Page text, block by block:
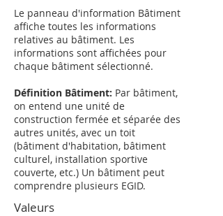
Le panneau d'information Bâtiment
affiche toutes les informations
relatives au bâtiment. Les
informations sont affichées pour
chaque bâtiment sélectionné.
Définition Bâtiment: Par bâtiment,
on entend une unité de
construction fermée et séparée des
autres unités, avec un toit
(bâtiment d'habitation, bâtiment
culturel, installation sportive
couverte, etc.) Un bâtiment peut
comprendre plusieurs EGID.
Valeurs